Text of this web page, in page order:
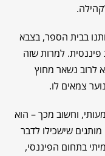
בבית הספר, בצבא
פיננסית. למרות שזה
לרוב נשאר מחוץ
צמאים לו.
וחשוב מכך – הוא
שישכילו לדבר
בתחום הפיננסי,